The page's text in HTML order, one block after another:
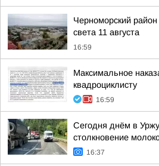
Черноморский район
света 11 августа
16:59
Максимальное
квадроциклисту
16:59
Сегодня днём в
столкновение
16:37